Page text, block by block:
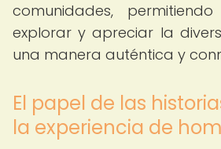
comunidades,
explorar y apreciar la
una manera auténtica y
El papel de las
la experiencia de